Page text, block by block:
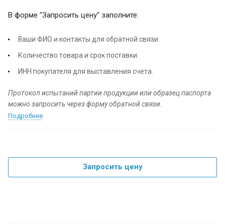
В форме "Запросить цену" заполните:
Ваши ФИО и контакты для обратной связи.
Количество товара и срок поставки.
ИНН покупателя для выставления счета.
Протокол испытаний партии продукции или образец паспорта
можно запросить через форму обратной связи.
Подробнее
Запросить цену